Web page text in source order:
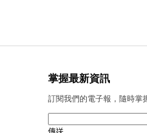
掌握最新資訊
訂閱我們的電子報，隨時掌